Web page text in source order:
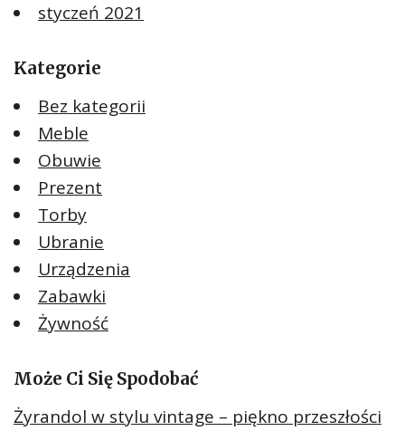
styczeń 2021
Kategorie
Bez kategorii
Meble
Obuwie
Prezent
Torby
Ubranie
Urządzenia
Zabawki
Żywność
Może Ci Się Spodobać
Żyrandol w stylu vintage – piękno przeszłości